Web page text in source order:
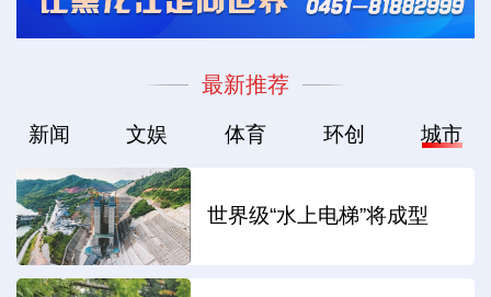
最新推荐
新闻 文娱 体育 环创 城市
世界级“水上电梯”将成型